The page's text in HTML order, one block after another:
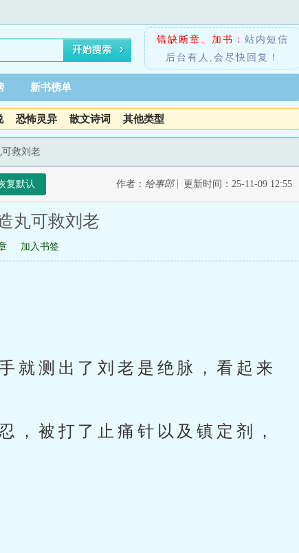
错缺断章、加书： 站内短信
后台有人,会尽快回复！
新书榜单
恐怖灵异 散文诗词 其他类型
可救刘老
复默认 作者： 给事郎 更新时间：25-11-09 12:55
丸可救刘老
加入书签
就测出了刘老是绝脉，看起来
，被打了止痛针以及镇定剂，